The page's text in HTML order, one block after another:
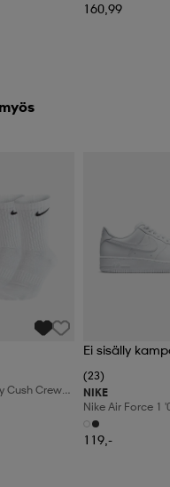
160,99
Cush Crew
Ei sisälly
(23)
NIKE
Nike Air Force 1
Shoes
119,-